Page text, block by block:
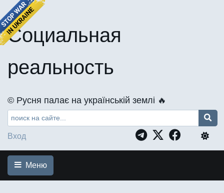
Социальная
реальность
©️ Русня палає на українській землі 🔥
Вход
Меню